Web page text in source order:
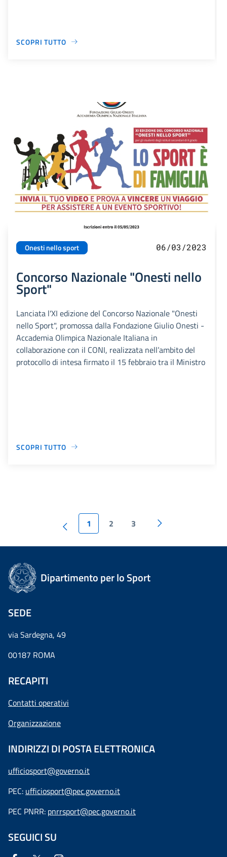
SCOPRI TUTTO
Onesti nello sport 06/03/2023
Concorso Nazionale "Onesti nello
Sport"
Lanciata l'XI edizione del Concorso Nazionale "Onesti
nello Sport", promossa dalla Fondazione Giulio Onesti -
Accademia Olimpica Nazionale Italiana in
collaborazione con il CONI, realizzata nell’ambito del
protocollo di intesa firmato il 15 febbraio tra il Ministro
SCOPRI TUTTO
1 2 3
Dipartimento per lo Sport
SEDE
via Sardegna, 49
00187 ROMA
RECAPITI
Contatti operativi
Organizzazione
INDIRIZZI DI POSTA ELETTRONICA
ufficiosport@governo.it
PEC: ufficiosport@pec.governo.it
PEC PNRR: pnrrsport@pec.governo.it
SEGUICI SU